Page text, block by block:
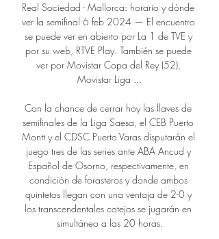
Real Sociedad - Mallorca: horario y dónde
ver la semifinal 6 feb 2024 — El encuentro
se puede ver en abierto por La 1 de TVE y
por su web, RTVE Play. También se puede
ver por Movistar Copa del Rey (52),
Movistar Liga ...
Con la chance de cerrar hoy las llaves de
semifinales de la Liga Saesa, el CEB Puerto
Montt y el CDSC Puerto Varas disputarán el
juego tres de las series ante ABA Ancud y
Español de Osorno, respectivamente, en
condición de forasteros y donde ambos
quintetos llegan con una ventaja de 2-0 y
los transcendentales cotejos se jugarán en
simultáneo a las 20 horas.